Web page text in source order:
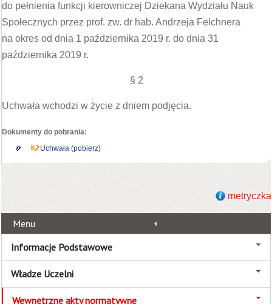
do pełnienia funkcji kierowniczej Dziekana Wydziału Nauk
Społecznych przez prof. zw. dr hab. Andrzeja Felchnera
na okres od dnia 1 października 2019 r. do dnia 31
października 2019 r.
§ 2
Uchwała wchodzi w życie z dniem podjęcia.
Dokumenty do pobrania:
Uchwała (pobierz)
metryczka
Menu
Informacje Podstawowe
Władze Uczelni
Wewnętrzne akty normatywne